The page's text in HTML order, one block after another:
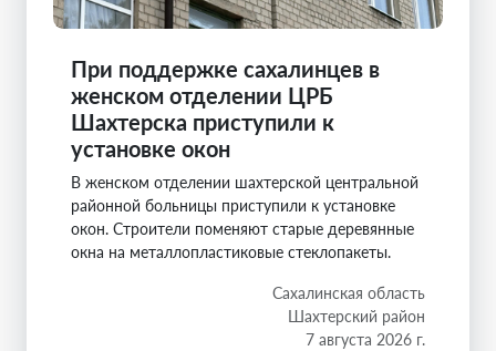
При поддержке сахалинцев в
женском отделении ЦРБ
Шахтерска приступили к
установке окон
В женском отделении шахтерской центральной
районной больницы приступили к установке
окон. Строители поменяют старые деревянные
окна на металлопластиковые стеклопакеты.
Сахалинская область
Шахтерский район
7 августа 2026 г.